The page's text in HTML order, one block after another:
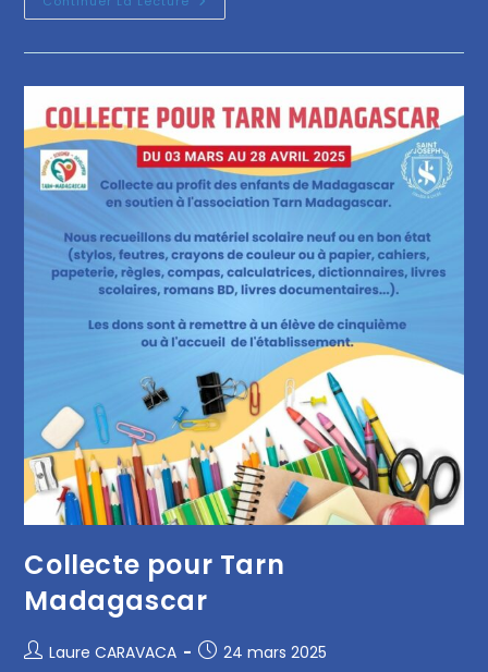
Collecte pour Tarn
Madagascar
Laure CARAVACA 24 mars 2025